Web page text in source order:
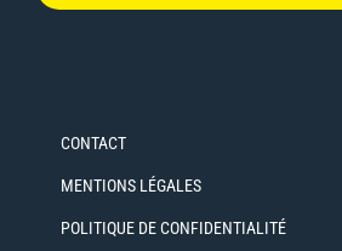
CONTACT
MENTIONS LÉGALES
POLITIQUE DE CONFIDENTIALITÉ